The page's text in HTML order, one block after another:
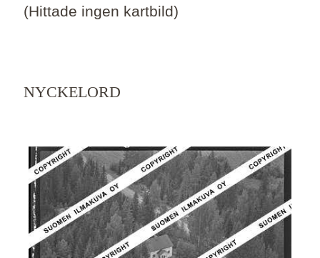
(Hittade ingen kartbild)
NYCKELORD